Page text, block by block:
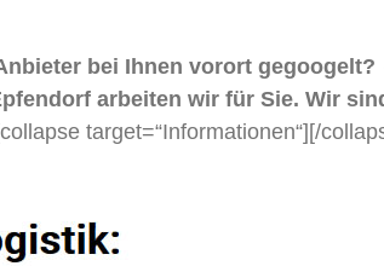
bei Ihnen vorort
arbeiten wir für Sie. Wir
target=“Informationen“][/